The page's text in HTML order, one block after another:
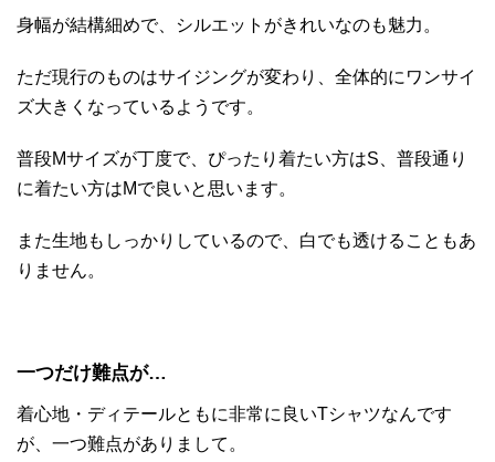
身幅が結構細めで、シルエットがきれいなのも魅力。
ただ現行のものはサイジングが変わり、全体的にワンサイ
ズ大きくなっているようです。
普段Mサイズが丁度で、ぴったり着たい方はS、普段通り
に着たい方はMで良いと思います。
また生地もしっかりしているので、白でも透けることもあ
りません。
一つだけ難点が…
着心地・ディテールともに非常に良いTシャツなんです
が、一つ難点がありまして。